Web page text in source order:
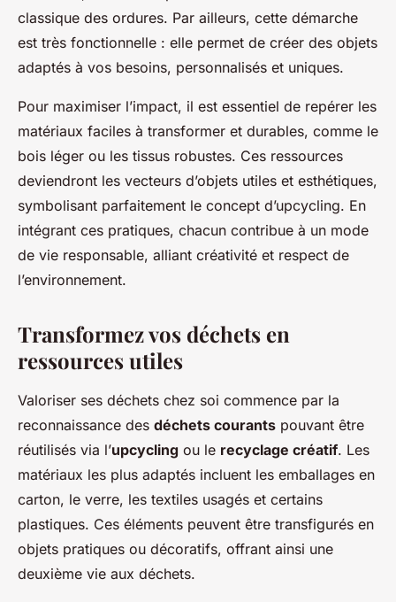
classique des ordures. Par ailleurs, cette démarche
est très fonctionnelle : elle permet de créer des objets
adaptés à vos besoins, personnalisés et uniques.
Pour maximiser l’impact, il est essentiel de repérer les
matériaux faciles à transformer et durables, comme le
bois léger ou les tissus robustes. Ces ressources
deviendront les vecteurs d’objets utiles et esthétiques,
symbolisant parfaitement le concept d’upcycling. En
intégrant ces pratiques, chacun contribue à un mode
de vie responsable, alliant créativité et respect de
l’environnement.
Transformez vos déchets en
ressources utiles
Valoriser ses déchets chez soi commence par la
reconnaissance des déchets courants pouvant être
réutilisés via l’upcycling ou le recyclage créatif. Les
matériaux les plus adaptés incluent les emballages en
carton, le verre, les textiles usagés et certains
plastiques. Ces éléments peuvent être transfigurés en
objets pratiques ou décoratifs, offrant ainsi une
deuxième vie aux déchets.